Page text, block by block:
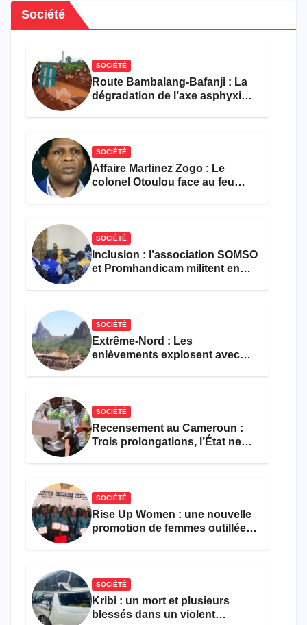
Société
SOCIÉTÉ
Route Bambalang-Bafanji : La
dégradation de l’axe asphyxie
SOCIÉTÉ
Affaire Martinez Zogo : Le
colonel Otoulou face au feu
SOCIÉTÉ
Inclusion : l’association SOMSO
et Promhandicam militent en
SOCIÉTÉ
Extrême-Nord : Les
enlèvements explosent avec
SOCIÉTÉ
Recensement au Cameroun :
Trois prolongations, l’État ne
SOCIÉTÉ
Rise Up Women : une nouvelle
promotion de femmes outillées
SOCIÉTÉ
Kribi : un mort et plusieurs
blessés dans un violent